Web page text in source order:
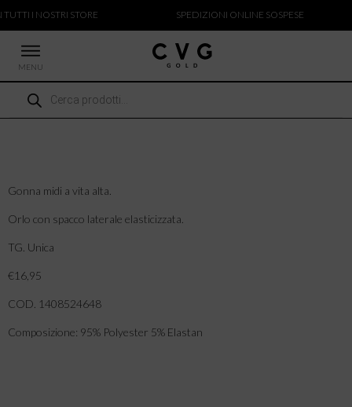
I NOSTRI STORE SPEDIZIONI ONLINE SOSPESE
MENU
Ricerca
prodotti
ARRIVI
Gonna midi a vita alta.
Orlo con spacco laterale elasticizzata.
TG. Unica
€16,95
COD. 1408524648
Composizione: 95% Polyester 5% Elastan